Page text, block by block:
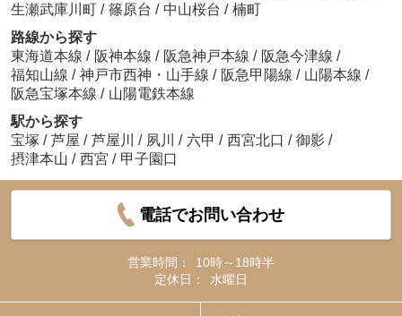
生瀬武庫川町 / 篠原台 / 中山桜台 / 楠町
路線から探す
東海道本線 / 阪神本線 / 阪急神戸本線 / 阪急今津線 /
福知山線 / 神戸市西神・山手線 / 阪急甲陽線 / 山陽本線 /
阪急宝塚本線 / 山陽電鉄本線
駅から探す
宝塚 / 芦屋 / 芦屋川 / 夙川 / 六甲 / 西宮北口 / 御影 /
摂津本山 / 西宮 / 甲子園口
電話でお問い合わせ
営業時間：
10時～18時半
定休日：
水曜日